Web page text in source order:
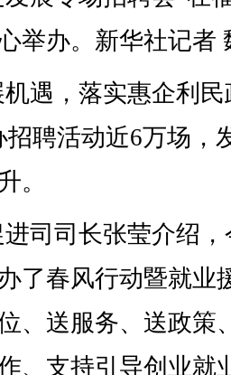
举办。新华社记者
遇，落实惠企利
聘活动近6万场，
。
进司司长张莹介绍
了春风行动暨就业
、送服务、送政策
、支持引导创业就